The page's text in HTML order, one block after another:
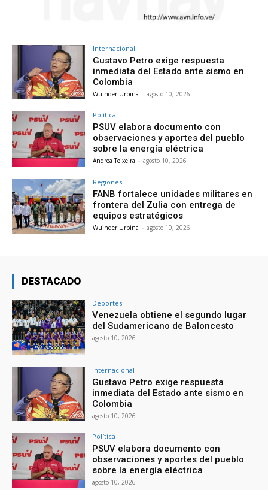
Internacional
Gustavo Petro exige respuesta
inmediata del Estado ante sismo en
Colombia
Wuinder Urbina - agosto 10, 2026
Política
PSUV elabora documento con
observaciones y aportes del pueblo
sobre la energía eléctrica
Andrea Teixeira - agosto 10, 2026
Regiones
FANB fortalece unidades militares en
frontera del Zulia con entrega de
equipos estratégicos
Wuinder Urbina - agosto 10, 2026
DESTACADO
Deportes
Venezuela obtiene el segundo lugar
del Sudamericano de Baloncesto
agosto 10, 2026
Internacional
Gustavo Petro exige respuesta
inmediata del Estado ante sismo en
Colombia
agosto 10, 2026
Política
PSUV elabora documento con
observaciones y aportes del pueblo
sobre la energía eléctrica
agosto 10, 2026